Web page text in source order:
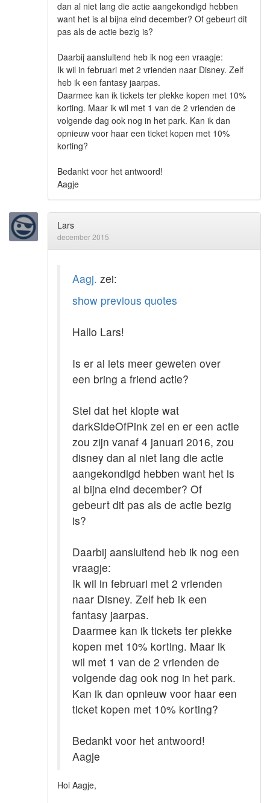
dan al niet lang die actie aangekondigd hebben
want het is al bijna eind december? Of gebeurt dit
pas als de actie bezig is?
Daarbij aansluitend heb ik nog een vraagje:
Ik wil in februari met 2 vrienden naar Disney. Zelf
heb ik een fantasy jaarpas.
Daarmee kan ik tickets ter plekke kopen met 10%
korting. Maar ik wil met 1 van de 2 vrienden de
volgende dag ook nog in het park. Kan ik dan
opnieuw voor haar een ticket kopen met 10%
korting?
Bedankt voor het antwoord!
Aagje
Lars
december 2015
Aagj. zei:
show previous quotes
Hallo Lars!
Is er al iets meer geweten over
een bring a friend actie?
Stel dat het klopte wat
darkSideOfPink zei en er een actie
zou zijn vanaf 4 januari 2016, zou
disney dan al niet lang die actie
aangekondigd hebben want het is
al bijna eind december? Of
gebeurt dit pas als de actie bezig
is?
Daarbij aansluitend heb ik nog een
vraagje:
Ik wil in februari met 2 vrienden
naar Disney. Zelf heb ik een
fantasy jaarpas.
Daarmee kan ik tickets ter plekke
kopen met 10% korting. Maar ik
wil met 1 van de 2 vrienden de
volgende dag ook nog in het park.
Kan ik dan opnieuw voor haar een
ticket kopen met 10% korting?
Bedankt voor het antwoord!
Aagje
Hoi Aagje,